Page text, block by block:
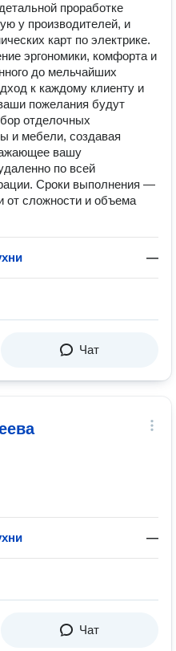
проработке
у производителей, и
карт по электрике.
эргономики, комфорта и
до мельчайших
к каждому клиенту и
пожелания будут
отделочных
и мебели, создавая
вашу
по всей
Сроки выполнения —
от сложности и объема
—
Чат
—
Чат